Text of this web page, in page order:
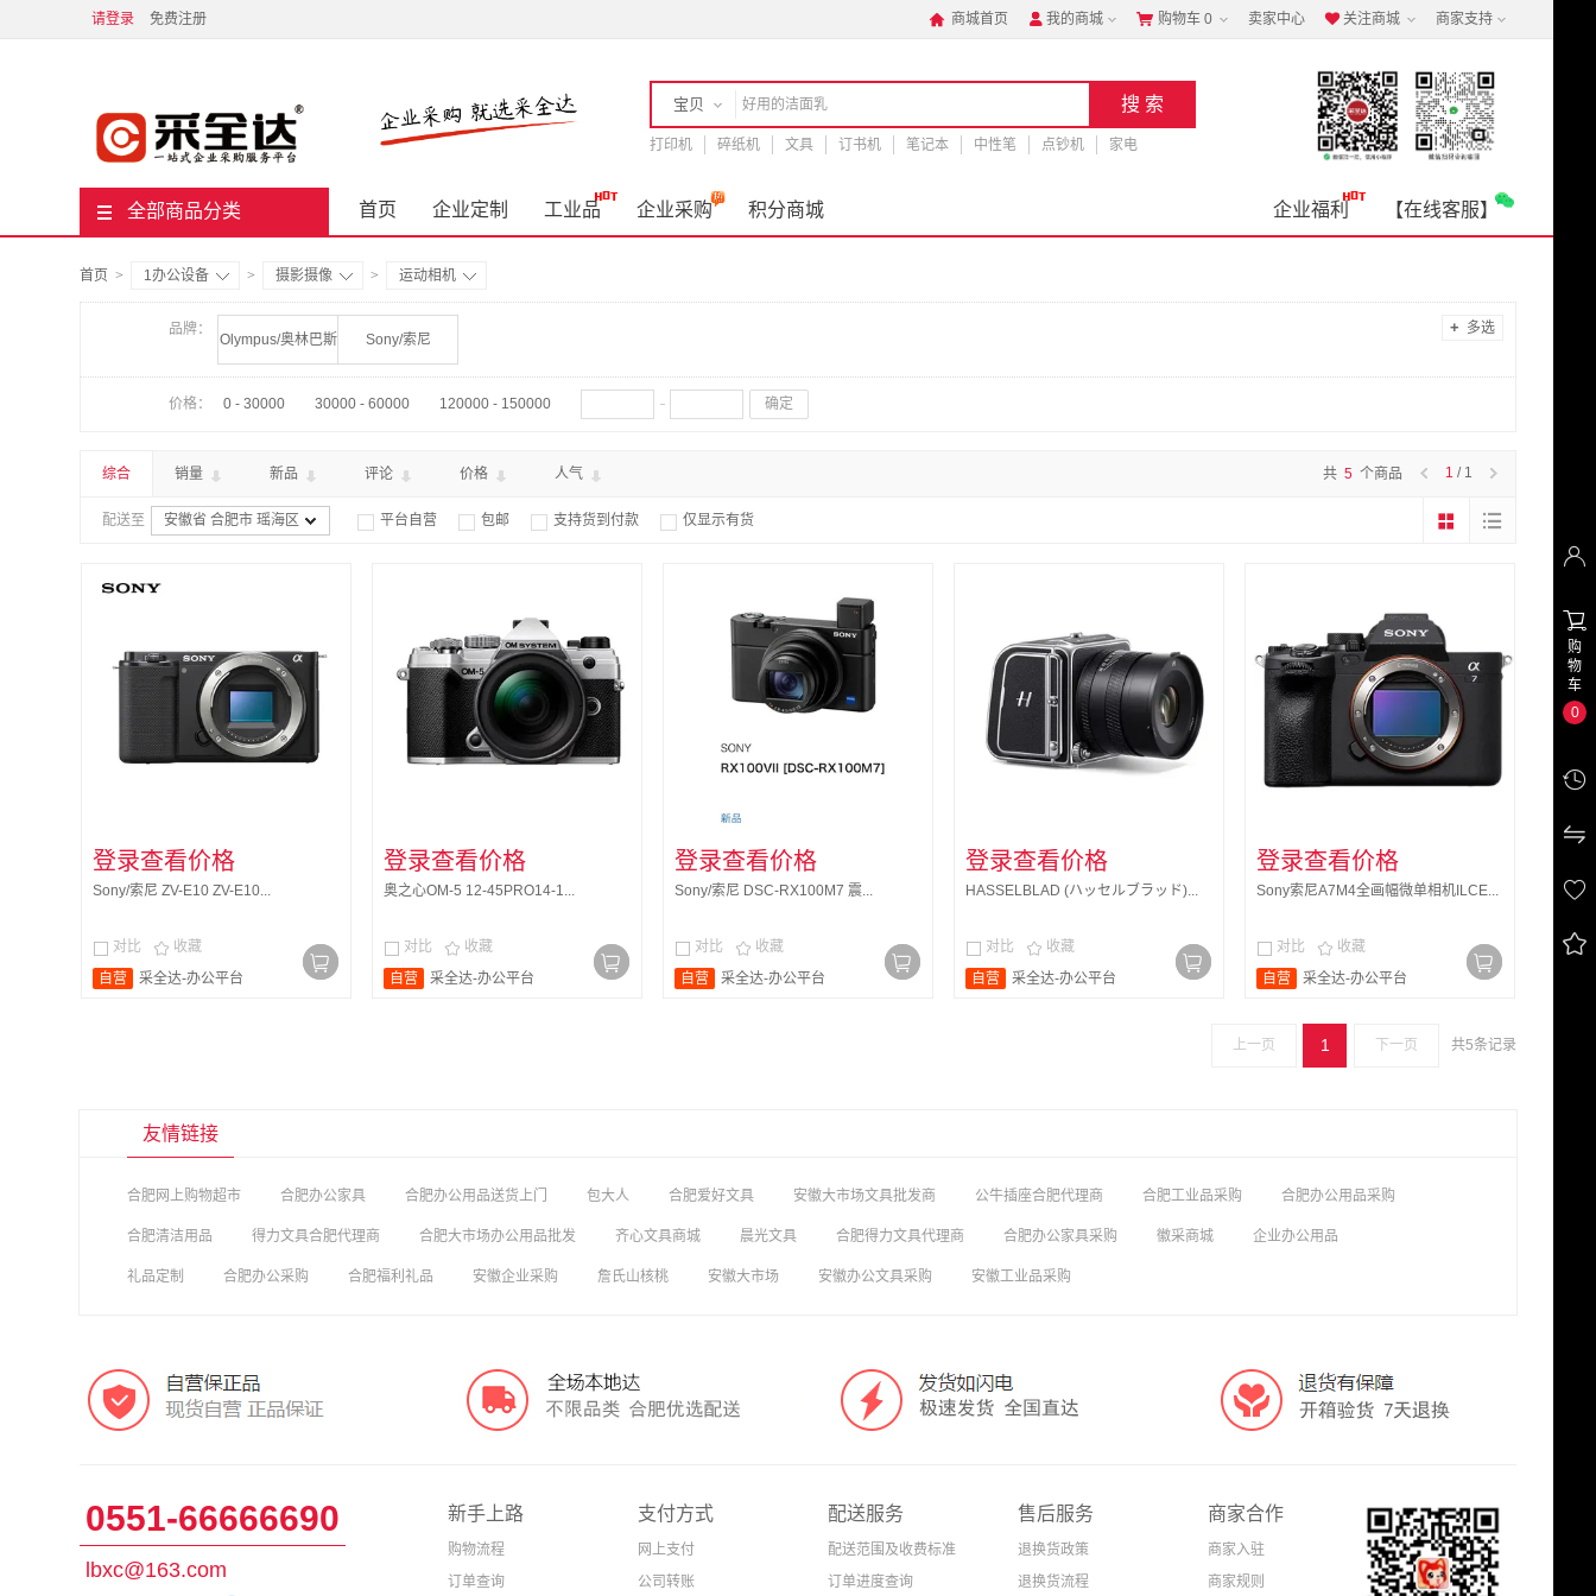
请登录 免费注册  商城首页  我的商城  购物车 0 卖家中心 关注商城 商家支持
宝贝
店铺
打印机 碎纸机 文具 订书机 笔记本 中性笔 点钞机
家电
全部商品分类 首页 企业定制 工业品 企业采购 积分商城 【在线客服】
企业福利
首页 > 1办公设备 > 摄影摄像 > 运动相机
品牌： + 多选
Olympus/奥林巴斯 Sony/索尼
价格： 0 - 30000 30000 - 60000 120000 - 150000 确定
综合 销量 新品 评论 价格 人气 1 / 1
共 5 个商品
配送至 安徽省 合肥市 瑶海区 平台自营 包邮 支持货到付款 仅显示有货
登录查看价格
Sony/索尼 ZV-E10 ZV-E10...
对比  收藏
自营
采全达-办公平台
登录查看价格
奥之心OM-5 12-45PRO14-1...
对比  收藏
自营
采全达-办公平台
登录查看价格
Sony/索尼 DSC-RX100M7 震...
对比  收藏
自营
采全达-办公平台
登录查看价格
HASSELBLAD (ハッセルブラッド)...
对比  收藏
自营
采全达-办公平台
登录查看价格
Sony索尼A7M4全画幅微单相机ILCE...
对比  收藏
自营
采全达-办公平台
共5条记录
上一页 1 下一页


购
物
车
0




友情链接
合肥网上购物超市 合肥办公家具 合肥办公用品送货上门 包大人 合肥爱好文具 安徽大市场文具批发商 公牛插座合肥代理商 合肥工业品采购 合肥办公用品采购
合肥清洁用品 得力文具合肥代理商 合肥大市场办公用品批发 齐心文具商城 晨光文具 合肥得力文具代理商 合肥办公家具采购 徽采商城 企业办公用品
礼品定制 合肥办公采购 合肥福利礼品 安徽企业采购 詹氏山核桃 安徽大市场 安徽办公文具采购 安徽工业品采购
0551-66666690
lbxc@163.com
新手上路
购物流程
订单查询
支付方式
网上支付
公司转账
配送服务
配送范围及收费标准
订单进度查询
售后服务
退换货政策
退换货流程
商家合作
商家入驻
商家规则